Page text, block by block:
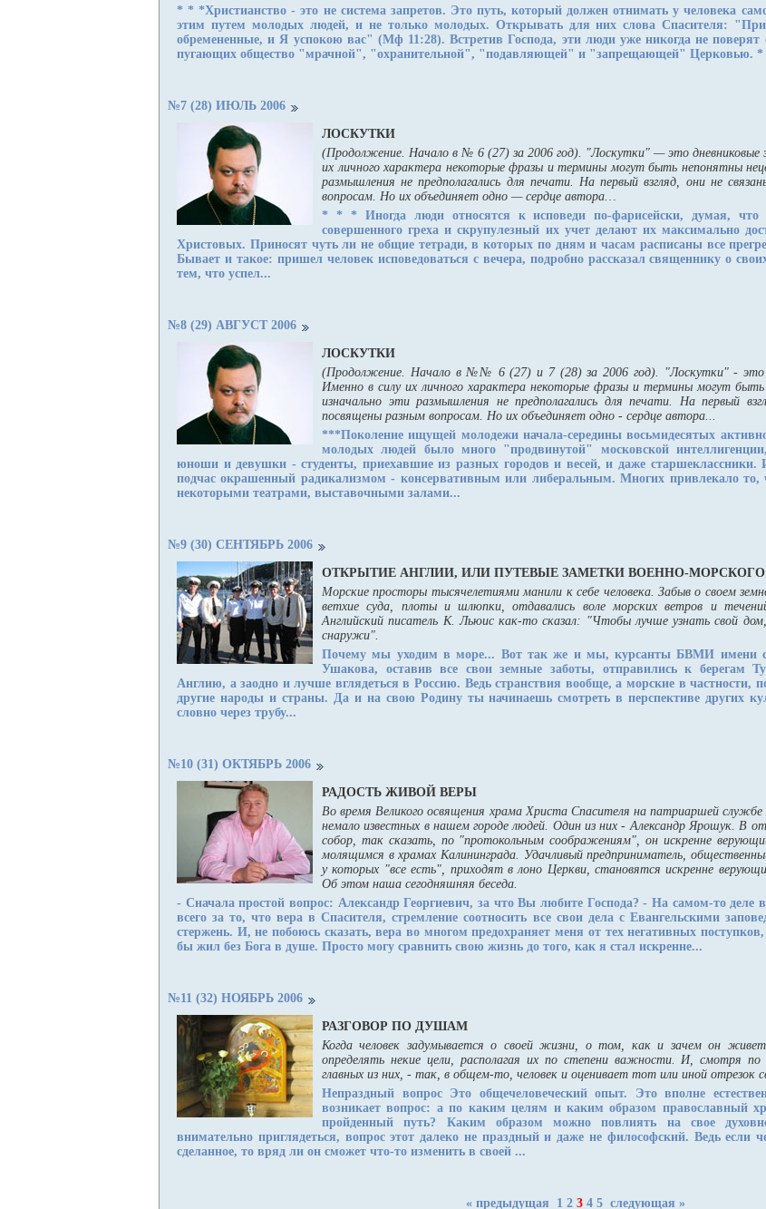
* * *Христианство - это не система запретов. Это путь, который должен отнимать у человека
этим путем молодых людей, и не только молодых. Открывать для них слова Спасителя:
обремененные, и Я успокою вас" (Мф 11:28). Встретив Господа, эти люди уже никогда не поверят
пугающих общество "мрачной", "охранительной", "подавляющей" и "запрещающей" Церковью. *
№7 (28) ИЮЛЬ 2006
ЛОСКУТКИ
(Продолжение. Начало в № 6 (27) за 2006 год). "Лоскутки" — это дневниковые
их личного характера некоторые фразы и термины могут быть непонятны
размышления не предполагались для печати. На первый взгляд, они не
вопросам. Но их объединяет одно — сердце автора…
* * *Иногда люди относятся к исповеди по-фарисейски, думая, что
совершенного греха и скрупулезный их учет делают их максимально
Христовых. Приносят чуть ли не общие тетради, в которых по дням и часам расписаны все
Бывает и такое: пришел человек исповедоваться с вечера, подробно рассказал священнику о
тем, что успел...
№8 (29) АВГУСТ 2006
ЛОСКУТКИ
(Продолжение. Начало в №№ 6 (27) и 7 (28) за 2006 год). "Лоскутки" - это
Именно в силу их личного характера некоторые фразы и термины могут
изначально эти размышления не предполагались для печати. На первый
посвящены разным вопросам. Но их объединяет одно - сердце автора...
***Поколение ищущей молодежи начала-середины восьмидесятых
молодых людей было много "продвинутой" московской
юноши и девушки - студенты, приехавшие из разных городов и весей, и даже старшеклассники.
подчас окрашенный радикализмом - консервативным или либеральным. Многих привлекало то,
некоторыми театрами, выставочными залами...
№9 (30) СЕНТЯБРЬ 2006
ОТКРЫТИЕ АНГЛИИ, ИЛИ ПУТЕВЫЕ ЗАМЕТКИ ВОЕННО-МОРСКОГО
Морские просторы тысячелетиями манили к себе человека. Забыв о своем
ветхие суда, плоты и шлюпки, отдавались воле морских ветров и
Английский писатель К. Льюис как-то сказал: "Чтобы лучше узнать свой
снаружи".
Почему мы уходим в море... Вот так же и мы, курсанты БВМИ имени
Ушакова, оставив все свои земные заботы, отправились к берегам
Англию, а заодно и лучше вглядеться в Россию. Ведь странствия вообще, а морские в частности,
другие народы и страны. Да и на свою Родину ты начинаешь смотреть в перспективе других
словно через трубу...
№10 (31) ОКТЯБРЬ 2006
РАДОСТЬ ЖИВОЙ ВЕРЫ
Во время Великого освящения храма Христа Спасителя на патриаршей
немало известных в нашем городе людей. Один из них - Александр Ярошук. В
собор, так сказать, по "протокольным соображениям", он искренне
молящимся в храмах Калининграда. Удачливый предприниматель,
у которых "все есть", приходят в лоно Церкви, становятся искренне
Об этом наша сегодняшняя беседа.
- Сначала простой вопрос: Александр Георгиевич, за что Вы любите Господа? - На самом-то деле
всего за то, что вера в Спасителя, стремление соотносить все свои дела с Евангельскими
стержень. И, не побоюсь сказать, вера во многом предохраняет меня от тех негативных
бы жил без Бога в душе. Просто могу сравнить свою жизнь до того, как я стал искренне...
№11 (32) НОЯБРЬ 2006
РАЗГОВОР ПО ДУШАМ
Когда человек задумывается о своей жизни, о том, как и зачем он
определять некие цели, располагая их по степени важности. И, смотря по
главных из них, - так, в общем-то, человек и оценивает тот или иной отрезок
Непраздный вопросЭто общечеловеческий опыт. Это вполне
возникает вопрос: а по каким целям и каким образом православный
пройденный путь? Каким образом можно повлиять на свое
внимательно приглядеться, вопрос этот далеко не праздный и даже не философский. Ведь если
сделанное, то вряд ли он сможет что-то изменить в своей ...
« предыдущая 1 2 3 4 5 следующая »